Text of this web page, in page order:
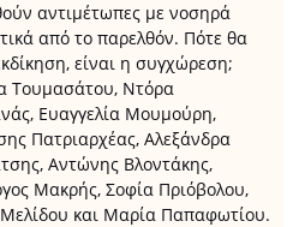
αντιμέτωπες με νοσηρά
από το παρελθόν. Πότε θα
είναι η συγχώρεση;
Τουμασάτου, Ντόρα
Ευαγγελία Μουμούρη,
Πατριαρχέας, Αλεξάνδρα
Αντώνης Βλοντάκης,
Μακρής, Σοφία Πριόβολου,
και Μαρία Παπαφωτίου.